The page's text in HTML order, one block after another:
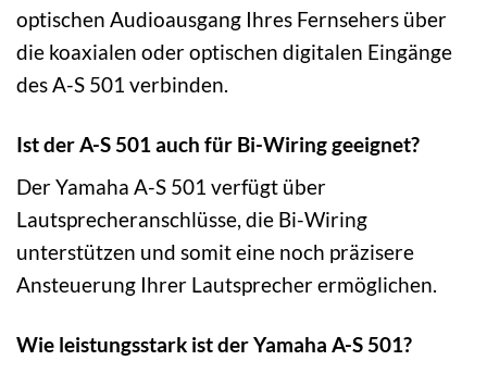
optischen Audioausgang Ihres Fernsehers über
die koaxialen oder optischen digitalen Eingänge
des A-S 501 verbinden.
Ist der A-S 501 auch für Bi-Wiring geeignet?
Der Yamaha A-S 501 verfügt über
Lautsprecheranschlüsse, die Bi-Wiring
unterstützen und somit eine noch präzisere
Ansteuerung Ihrer Lautsprecher ermöglichen.
Wie leistungsstark ist der Yamaha A-S 501?